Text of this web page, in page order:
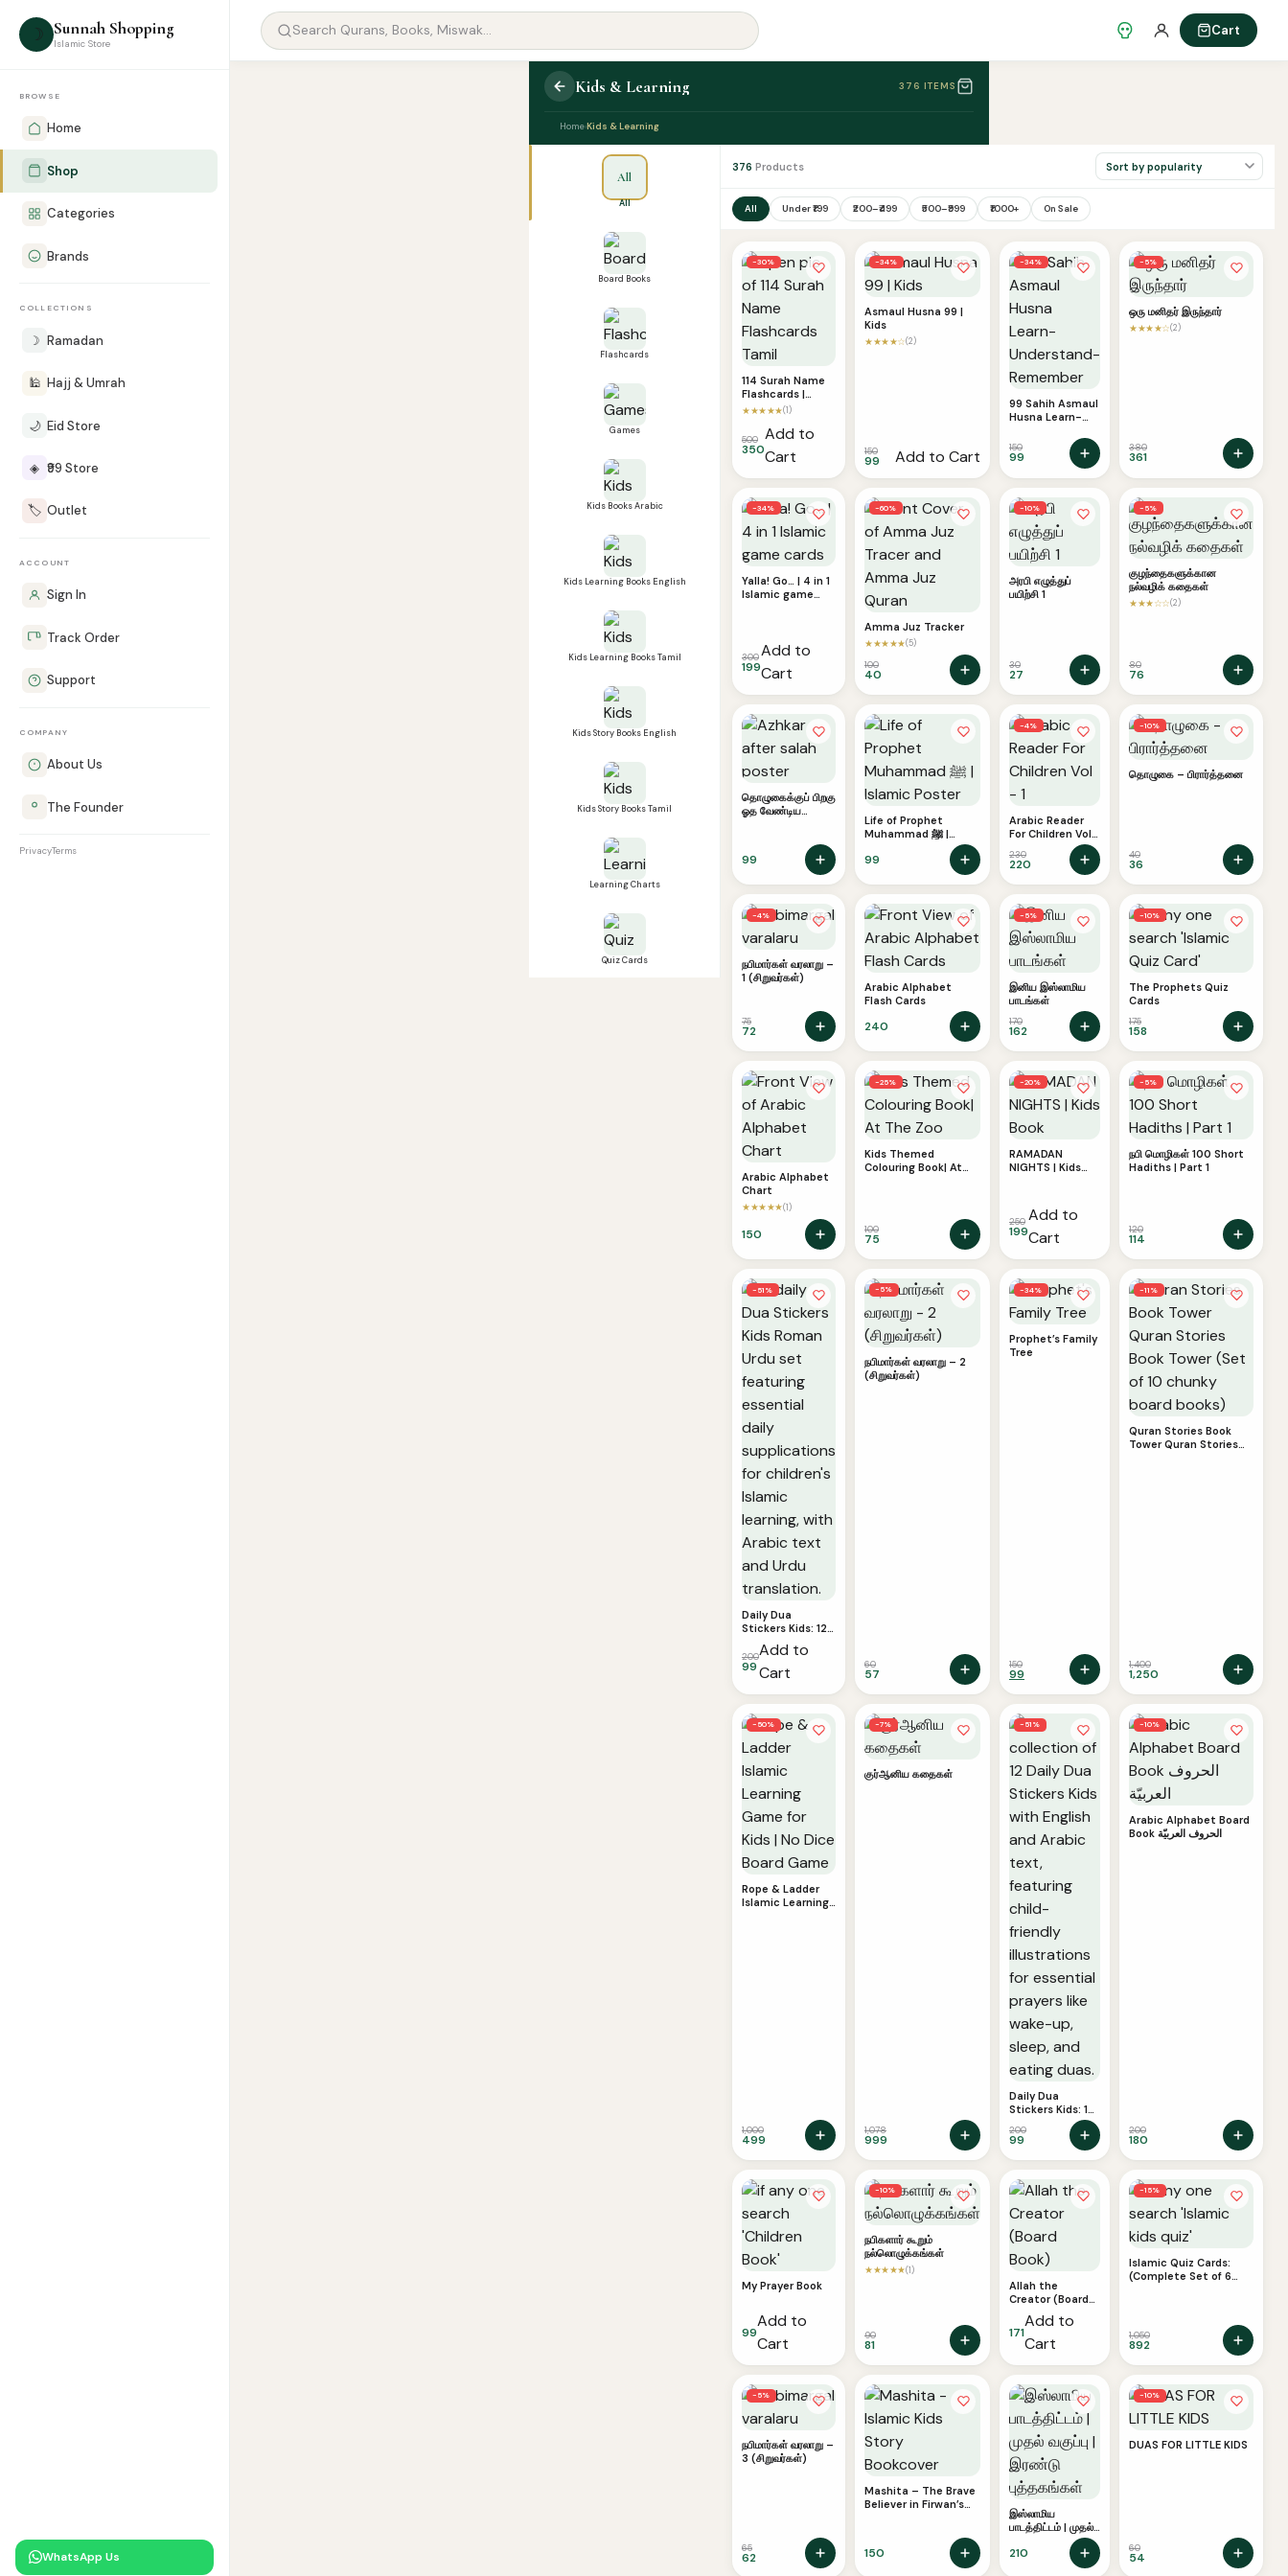
☽ Sunnah Shopping
Islamic Store
BROWSE
Home
Shop
Categories
Brands
COLLECTIONS
☽ Ramadan
🕌 Hajj & Umrah
🌙 Eid Store
◈ ₹99 Store
🏷️ Outlet
ACCOUNT
Sign In
Track Order
Support
COMPANY
About Us
The Founder
PrivacyTerms
WhatsApp Us
Cart
Kids & Learning 376 ITEMS
Home›Kids & Learning
All
All
Board Books
Flashcards
Games
Kids Books Arabic
Kids Learning Books English
Kids Learning Books Tamil
Kids Story Books English
Kids Story Books Tamil
Learning Charts
Quiz Cards
376 Products
All Under ₹199 ₹200–₹499 ₹500–₹999 ₹1000+ On Sale
−30%
114 Surah Name
Flashcards |
Tamil
★★★★★(1)
500
350
Add to
Cart
−34%
Asmaul Husna 99 |
Kids
★★★★☆(2)
150
99 Add to Cart
−34%
99 Sahih Asmaul
Husna Learn-
Remember
150
99
−5%
ஒரு மனிதர் இருந்தார்
★★★★☆(2)
380
361
−34%
Yalla! Go… | 4 in 1
Islamic game
300
199
Add to
Cart
−60%
Amma Juz Tracker
★★★★★(5)
100
40
−10%
அரபி எழுத்துப்
பயிற்சி 1
30
27
−5%
குழந்தைகளுக்கான
நல்வழிக் கதைகள்
★★★☆☆(2)
80
76
தொழுகைக்குப் பிறகு
ஓத வேண்டிய
99
Life of Prophet
Muhammad ﷺ |
99
This
product
has
multiple
variants.
The
options
may
be
chosen
on
the
product
page
−4%
Arabic Reader
For Children Vol
230
220
−10%
தொழுகை – பிரார்த்தனை
40
36
−4%
நபிமார்கள் வரலாறு –
1 (சிறுவர்கள்)
75
72
Arabic Alphabet
Flash Cards
240
−5%
இனிய இஸ்லாமிய
பாடங்கள்
170
162
−10%
The Prophets Quiz
Cards
175
158
Arabic Alphabet
Chart
★★★★★(1)
150
−25%
Kids Themed
Colouring Book| At
100
75
−20%
RAMADAN
NIGHTS | Kids
250
199
Add to
Cart
−5%
நபி மொழிகள் 100 Short
Hadiths | Part 1
120
114
−51%
Daily Dua
Stickers Kids: 12
Roman Urdu
Duas for Children
200
99
Add to
Cart
−5%
நபிமார்கள் வரலாறு – 2
(சிறுவர்கள்)
60
57
−34%
Prophet’s Family
Tree
150
Original
price
was:
99
price
is:
This
product
has
multiple
variants.
The
options
may
be
chosen
on
the
product
page
−11%
Quran Stories Book
Tower Quran Stories
1,400
1,250
−50%
Rope & Ladder
Islamic Learning
1,000
499
−7%
குர்ஆனிய கதைகள்
1,078
999
−51%
Daily Dua
Stickers Kids: 12
English Duas for
Children’s Daily
200
99
−10%
Arabic Alphabet Board
Book الحروف العربيّة
200
180
My Prayer Book
99
Add to
Cart
−10%
நபிகளார் கூறும்
நல்லொழுக்கங்கள்
★★★★★(1)
90
81
Allah the
Creator (Board
Book)
171
Add to
Cart
−15%
Islamic Quiz Cards:
(Complete Set of 6
1,050
892
−5%
நபிமார்கள் வரலாறு –
3 (சிறுவர்கள்)
65
62
Mashita – The Brave
Believer in Firwan’s
150
இஸ்லாமிய
பாடத்திட்டம் | முதல்
வகுப்பு | இரண்டு
புத்தகங்கள்
210
−10%
DUAS FOR LITTLE KIDS
60
54